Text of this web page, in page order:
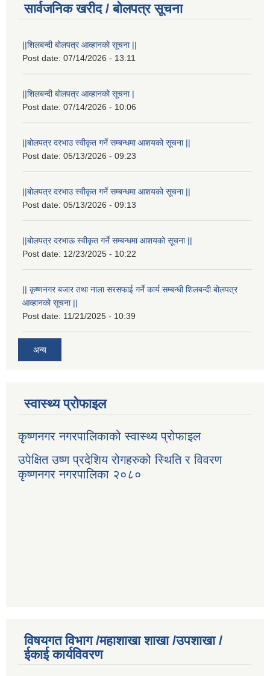
सार्वजनिक खरीद / बोलपत्र सूचना
||शिलबन्दी बोलपत्र आव्हानको सूचना ||
Post date: 07/14/2026 - 13:11
||शिलबन्दी बोलपत्र आव्हानको सूचना |
Post date: 07/14/2026 - 10:06
||बोलपत्र दरभाउ स्वीकृत गर्ने सम्बन्धमा आशयको सूचना ||
Post date: 05/13/2026 - 09:23
||बोलपत्र दरभाउ स्वीकृत गर्ने सम्बन्धमा आशयको सूचना ||
Post date: 05/13/2026 - 09:13
||बोलपत्र दरभाऊ स्वीकृत गर्ने सम्बन्धमा आशयको सूचना ||
Post date: 12/23/2025 - 10:22
|| कृष्णनगर बजार तथा नाला सरसफाई गर्ने कार्य सम्बन्धी शिलबन्दी बोलपत्र
आव्हानको सूचना ||
Post date: 11/21/2025 - 10:39
अन्य
स्वास्थ्य प्रोफाइल
कृष्णनगर नगरपालिकाको स्वास्थ्य प्रोफाइल
उपेक्षित उष्ण प्रदेशिय रोगहरुको स्थिति र विवरण
कृष्णनगर नगरपालिका २०८०
विषयगत विभाग /महाशाखा शाखा /उपशाखा /
ईकाई कार्यविवरण